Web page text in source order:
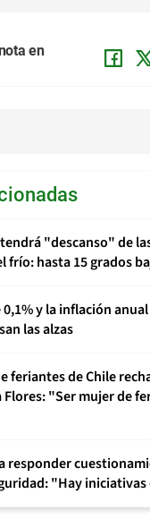
en
"descanso" de
frío: hasta 15 grados
y la inflación
las alzas
feriantes de Chile
"Ser mujer de
responder
"Hay